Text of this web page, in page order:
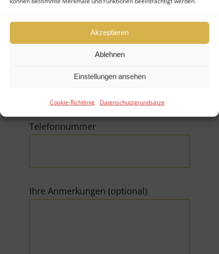
Akzeptieren
Ablehnen
Einstellungen ansehen
Cookie-Richtlinie Datenschutzgrundsätze
Telefonnummer
Ihre Anmerkungen (optional)